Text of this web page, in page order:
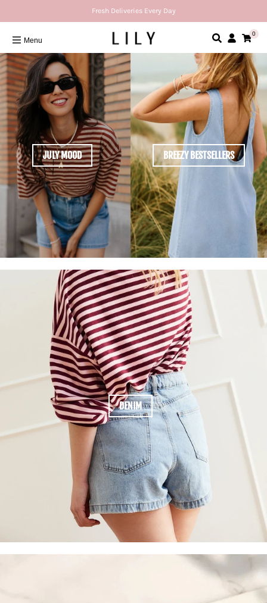
Fresh Deliveries Every Day
Menu
0
JULY MOOD BREEZY BESTSELLERS
DENIM